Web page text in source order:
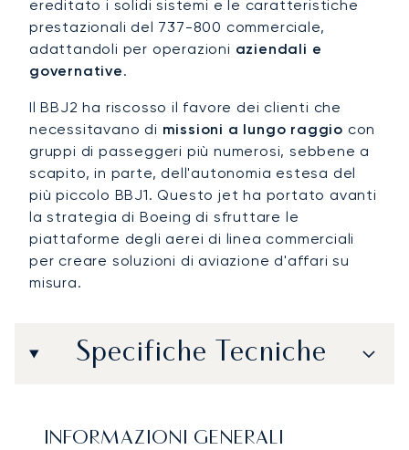
ereditato i solidi sistemi e le caratteristiche
prestazionali del 737-800 commerciale,
adattandoli per operazioni aziendali e
governative.
Il BBJ2 ha riscosso il favore dei clienti che
necessitavano di missioni a lungo raggio con
gruppi di passeggeri più numerosi, sebbene a
scapito, in parte, dell'autonomia estesa del
più piccolo BBJ1. Questo jet ha portato avanti
la strategia di Boeing di sfruttare le
piattaforme degli aerei di linea commerciali
per creare soluzioni di aviazione d'affari su
misura.
Specifiche Tecniche
INFORMAZIONI GENERALI